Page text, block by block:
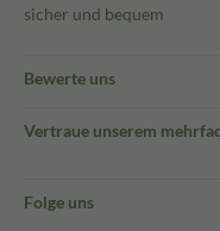
sicher und bequem
Bewerte uns
Vertraue unserem
Folge uns